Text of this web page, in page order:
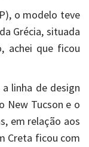
o modelo teve
Grécia, situada
achei que ficou
linha de design
New Tucson e o
em relação aos
Creta ficou com